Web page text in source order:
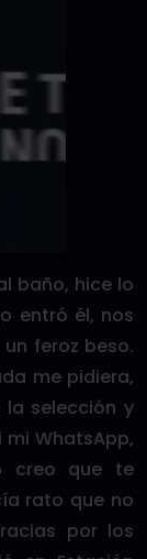
baño, hice lo
entró él, nos
feroz beso.
me pidiera,
selección y
mi WhatsApp,
creo que te
rato que no
por los